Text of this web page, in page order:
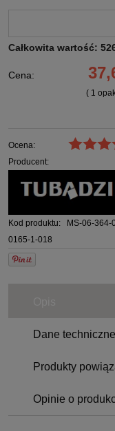
Całkowita wartość:
Cena:
( 1
Ocena:
Producent:
Kod produktu:
MS-06-364-
0165-1-018
Dane techniczne
Produkty
Opinie o